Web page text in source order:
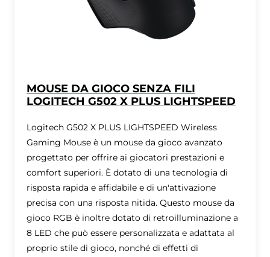
MOUSE DA GIOCO SENZA FILI
LOGITECH G502 X PLUS LIGHTSPEED
Logitech G502 X PLUS LIGHTSPEED Wireless
Gaming Mouse è un mouse da gioco avanzato
progettato per offrire ai giocatori prestazioni e
comfort superiori. È dotato di una tecnologia di
risposta rapida e affidabile e di un'attivazione
precisa con una risposta nitida. Questo mouse da
gioco RGB è inoltre dotato di retroilluminazione a
8 LED che può essere personalizzata e adattata al
proprio stile di gioco, nonché di effetti di